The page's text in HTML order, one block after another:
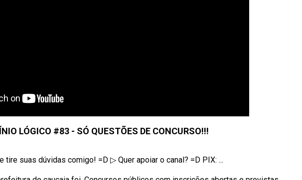
LÓGICO #83 - SÓ QUESTÕES DE CONCURSO!!!
tire suas dúvidas comigo! =D ▷ Quer apoiar o canal? =D PIX: ...